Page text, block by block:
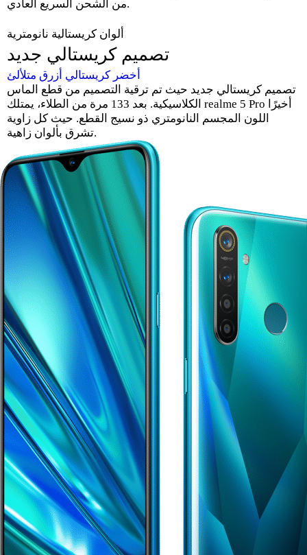
من الشحن السريع العادي.
ألوان كريستالية نانومترية
تصميم كريستالي جديد
أخضر كريستالي أزرق متلألئ
تصميم كريستالي جديد حيث تم ترقية التصميم من قطع الماس
الكلاسيكية. بعد 133 مرة من الطلاء، يمتلك realme 5 Pro أخيرًا
اللون المجسم النانومتري ذو نسيج القطع. حيث كل زاوية
تشرق بألوان زاهية.